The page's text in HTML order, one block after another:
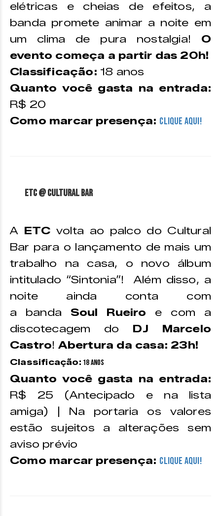
elétricas e cheias de efeitos, a
banda promete animar a noite em
um clima de pura nostalgia! O
evento começa a partir das 20h!
Classificação: 18 anos
Quanto você gasta na entrada:
R$ 20
Como marcar presença: CLIQUE AQUI!
ETC @ Cultural Bar
A ETCvolta ao palco do Cultural
Bar para o lançamento de mais um
trabalho na casa, o novo álbum
intitulado “Sintonia”! Além disso, a
noite ainda conta com
a banda Soul Rueiro e com a
discotecagem do DJ Marcelo
Castro! Abertura da casa: 23h!
Classificação: 18 anos
Quanto você gasta na entrada:
R$ 25 (Antecipado e na lista
amiga) | Na portaria os valores
estão sujeitos a alterações sem
aviso prévio
Como marcar presença: CLIQUE AQUI!